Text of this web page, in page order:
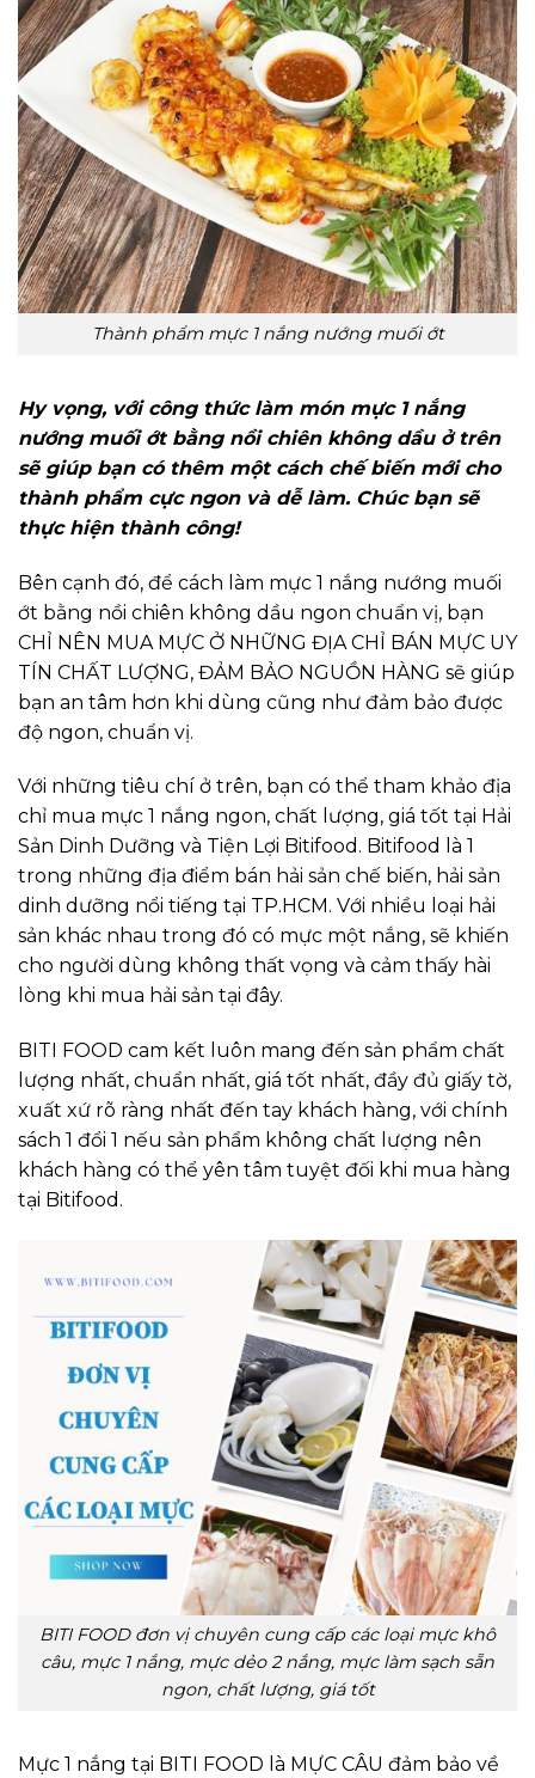
Thành phẩm mực 1 nắng nướng muối ớt
Hy vọng, với công thức làm món mực 1 nắng
nướng muối ớt bằng nồi chiên không dầu ở trên
sẽ giúp bạn có thêm một cách chế biến mới cho
thành phẩm cực ngon và dễ làm. Chúc bạn sẽ
thực hiện thành công!
Bên cạnh đó, để cách làm mực 1 nắng nướng muối
ớt bằng nồi chiên không dầu ngon chuẩn vị, bạn
CHỈ NÊN MUA MỰC Ở NHỮNG ĐỊA CHỈ BÁN MỰC UY
TÍN CHẤT LƯỢNG, ĐẢM BẢO NGUỒN HÀNG sẽ giúp
bạn an tâm hơn khi dùng cũng như đảm bảo được
độ ngon, chuẩn vị.
Với những tiêu chí ở trên, bạn có thể tham khảo địa
chỉ mua mực 1 nắng ngon, chất lượng, giá tốt tại Hải
Sản Dinh Dưỡng và Tiện Lợi Bitifood. Bitifood là 1
trong những địa điểm bán hải sản chế biến, hải sản
dinh dưỡng nổi tiếng tại TP.HCM. Với nhiều loại hải
sản khác nhau trong đó có mực một nắng, sẽ khiến
cho người dùng không thất vọng và cảm thấy hài
lòng khi mua hải sản tại đây.
BITI FOOD cam kết luôn mang đến sản phẩm chất
lượng nhất, chuẩn nhất, giá tốt nhất, đầy đủ giấy tờ,
xuất xứ rõ ràng nhất đến tay khách hàng, với chính
sách 1 đổi 1 nếu sản phẩm không chất lượng nên
khách hàng có thể yên tâm tuyệt đối khi mua hàng
tại Bitifood.
BITI FOOD đơn vị chuyên cung cấp các loại mực khô
câu, mực 1 nắng, mực dẻo 2 nắng, mực làm sạch sẵn
ngon, chất lượng, giá tốt
Mực 1 nắng tại BITI FOOD là MỰC CÂU đảm bảo về